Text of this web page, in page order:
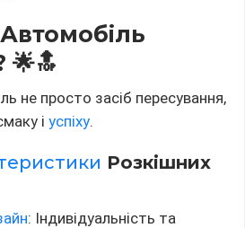
не просто засіб пересування,
і успіху.
Розкішних
: Індивідуальність та